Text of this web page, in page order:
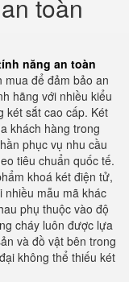
toàn
năng an toàn
mua để đảm bảo an
hãng với nhiều kiểu
két sắt cao cấp. Két
khách hàng trong
phục vụ nhu cầu
tiêu chuẩn quốc tế.
khoá két điện tử,
nhiều mẫu mã khác
phụ thuộc vào độ
cháy luôn được lựa
và đồ vật bên trong
không thể thiếu két